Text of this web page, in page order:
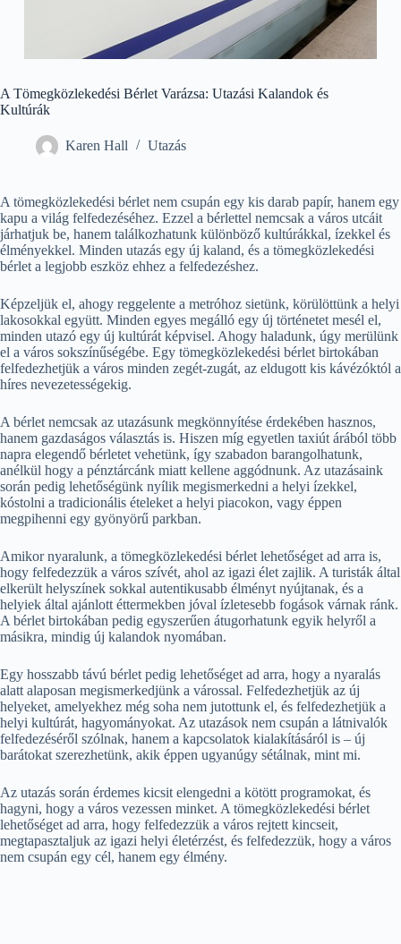
A Tömegközlekedési Bérlet Varázsa: Utazási Kalandok és
Kultúrák
Karen Hall Utazás
A tömegközlekedési bérlet nem csupán egy kis darab papír, hanem egy
kapu a világ felfedezéséhez. Ezzel a bérlettel nemcsak a város utcáit
járhatjuk be, hanem találkozhatunk különböző kultúrákkal, ízekkel és
élményekkel. Minden utazás egy új kaland, és a tömegközlekedési
bérlet a legjobb eszköz ehhez a felfedezéshez.
Képzeljük el, ahogy reggelente a metróhoz sietünk, körülöttünk a helyi
lakosokkal együtt. Minden egyes megálló egy új történetet mesél el,
minden utazó egy új kultúrát képvisel. Ahogy haladunk, úgy merülünk
el a város sokszínűségébe. Egy tömegközlekedési bérlet birtokában
felfedezhetjük a város minden zegét-zugát, az eldugott kis kávézóktól a
híres nevezetességekig.
A bérlet nemcsak az utazásunk megkönnyítése érdekében hasznos,
hanem gazdaságos választás is. Hiszen míg egyetlen taxiút árából több
napra elegendő bérletet vehetünk, így szabadon barangolhatunk,
anélkül hogy a pénztárcánk miatt kellene aggódnunk. Az utazásaink
során pedig lehetőségünk nyílik megismerkedni a helyi ízekkel,
kóstolni a tradicionális ételeket a helyi piacokon, vagy éppen
megpihenni egy gyönyörű parkban.
Amikor nyaralunk, a tömegközlekedési bérlet lehetőséget ad arra is,
hogy felfedezzük a város szívét, ahol az igazi élet zajlik. A turisták által
elkerült helyszínek sokkal autentikusabb élményt nyújtanak, és a
helyiek által ajánlott éttermekben jóval ízletesebb fogások várnak ránk.
A bérlet birtokában pedig egyszerűen átugorhatunk egyik helyről a
másikra, mindig új kalandok nyomában.
Egy hosszabb távú bérlet pedig lehetőséget ad arra, hogy a nyaralás
alatt alaposan megismerkedjünk a várossal. Felfedezhetjük az új
helyeket, amelyekhez még soha nem jutottunk el, és felfedezhetjük a
helyi kultúrát, hagyományokat. Az utazások nem csupán a látnivalók
felfedezéséről szólnak, hanem a kapcsolatok kialakításáról is – új
barátokat szerezhetünk, akik éppen ugyanúgy sétálnak, mint mi.
Az utazás során érdemes kicsit elengedni a kötött programokat, és
hagyni, hogy a város vezessen minket. A tömegközlekedési bérlet
lehetőséget ad arra, hogy felfedezzük a város rejtett kincseit,
megtapasztaljuk az igazi helyi életérzést, és felfedezzük, hogy a város
nem csupán egy cél, hanem egy élmény.